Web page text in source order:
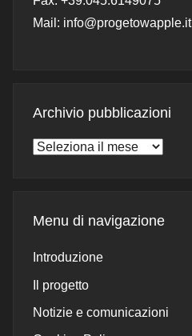
Mail: info@progetowapple.it
Archivio pubblicazioni
Archivio
Menu di navigazione
Introduzione
Il progetto
Notizie e comunicazioni